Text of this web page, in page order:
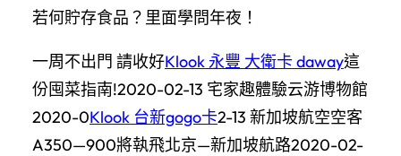
若何貯存食品？里面學問年夜！
一周不出門 請收好Klook 永豐 大衛卡 daway這
份囤菜指南!2020-02-13 宅家趣體驗云游博物館
2020-0Klook 台新gogo卡2-13 新加坡航空空客
A350—900將執飛北京—新加坡航路2020-02-